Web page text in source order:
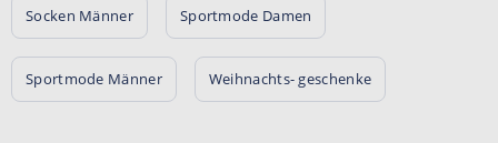
Socken Männer Sportmode Damen
Sportmode Männer Weihnachts- geschenke